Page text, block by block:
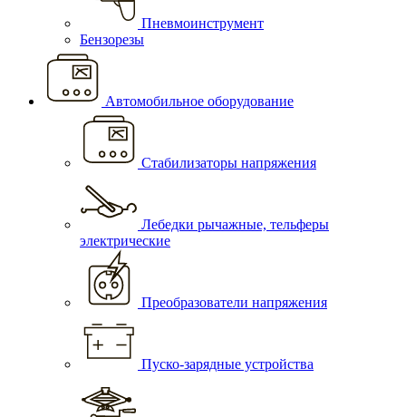
Пневмоинструмент
Бензорезы
Автомобильное оборудование
Стабилизаторы напряжения
Лебедки рычажные, тельферы
электрические
Преобразователи напряжения
Пуско-зарядные устройства